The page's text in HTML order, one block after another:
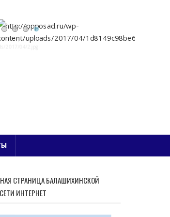
СТРАНИЦА БАЛАШИХИНСКОЙ
ИНТЕРНЕТ